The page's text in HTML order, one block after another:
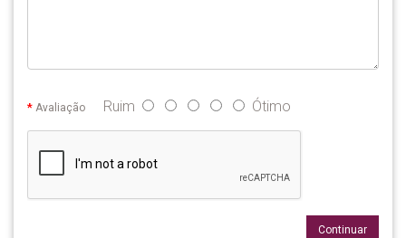
Avaliação Ruim Ótimo
Continuar